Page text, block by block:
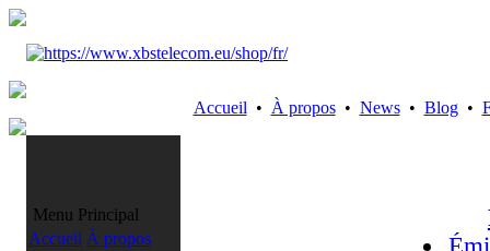
Accueil • À propos• News• Blog•
Menu Principal
Accueil À propos